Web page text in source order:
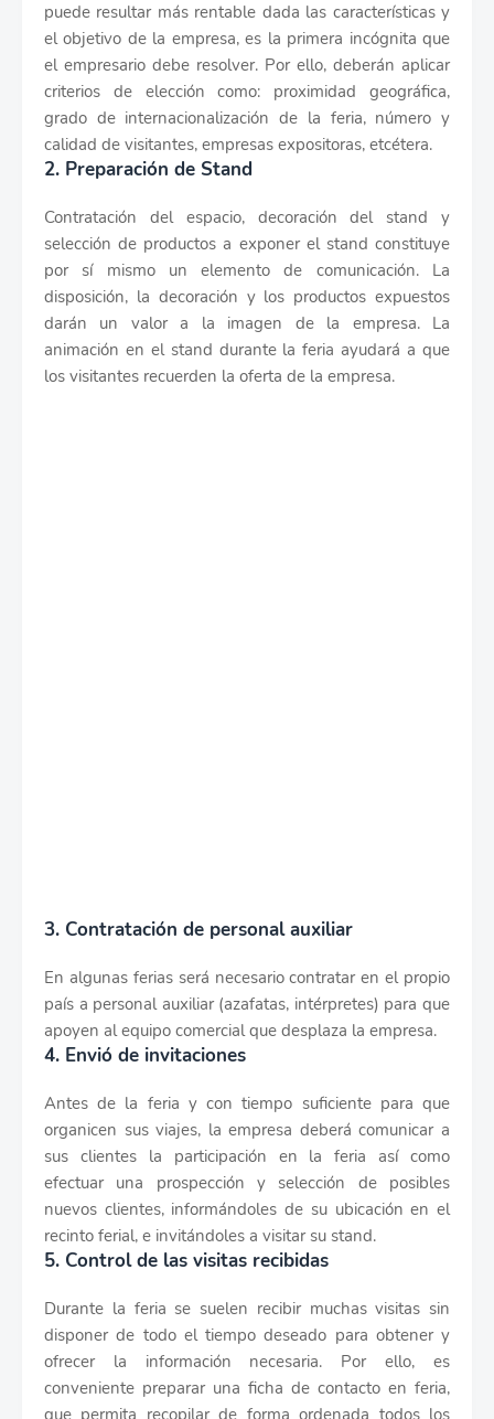
puede resultar más rentable dada las características y
el objetivo de la empresa, es la primera incógnita que
el empresario debe resolver. Por ello, deberán aplicar
criterios de elección como: proximidad geográfica,
grado de internacionalización de la feria, número y
calidad de visitantes, empresas expositoras, etcétera.
2. Preparación de Stand
Contratación del espacio, decoración del stand y
selección de productos a exponer el stand constituye
por sí mismo un elemento de comunicación. La
disposición, la decoración y los productos expuestos
darán un valor a la imagen de la empresa. La
animación en el stand durante la feria ayudará a que
los visitantes recuerden la oferta de la empresa.
3. Contratación de personal auxiliar
En algunas ferias será necesario contratar en el propio
país a personal auxiliar (azafatas, intérpretes) para que
apoyen al equipo comercial que desplaza la empresa.
4. Envió de invitaciones
Antes de la feria y con tiempo suficiente para que
organicen sus viajes, la empresa deberá comunicar a
sus clientes la participación en la feria así como
efectuar una prospección y selección de posibles
nuevos clientes, informándoles de su ubicación en el
recinto ferial, e invitándoles a visitar su stand.
5. Control de las visitas recibidas
Durante la feria se suelen recibir muchas visitas sin
disponer de todo el tiempo deseado para obtener y
ofrecer la información necesaria. Por ello, es
conveniente preparar una ficha de contacto en feria,